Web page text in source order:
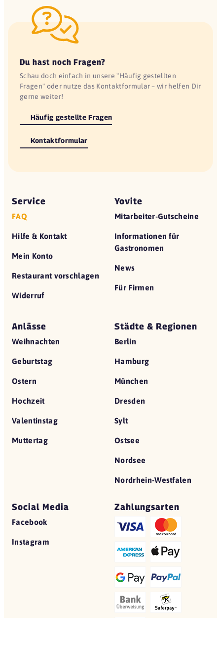
Du hast noch Fragen?
Schau doch einfach in unsere "Häufig gestellten
Fragen" oder nutze das Kontaktformular – wir helfen Dir
gerne weiter!
Häufig gestellte Fragen
Kontaktformular
Service
FAQ
Hilfe & Kontakt
Mein Konto
Restaurant vorschlagen
Widerruf
Yovite
Mitarbeiter-Gutscheine
Informationen für
Gastronomen
News
Für Firmen
Anlässe
Weihnachten
Geburtstag
Ostern
Hochzeit
Valentinstag
Muttertag
Städte & Regionen
Berlin
Hamburg
München
Dresden
Sylt
Ostsee
Nordsee
Nordrhein-Westfalen
Social Media
Facebook
Instagram
Zahlungsarten